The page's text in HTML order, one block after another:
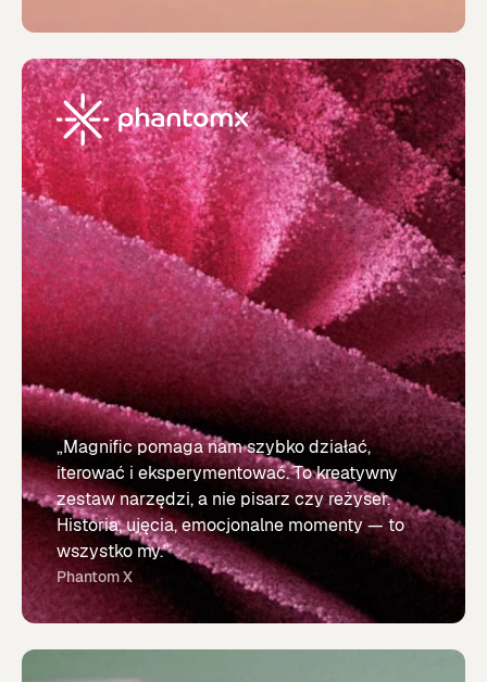
„Magnific pomaga nam szybko działać,
iterować i eksperymentować. To kreatywny
zestaw narzędzi, a nie pisarz czy reżyser.
Historia, ujęcia, emocjonalne momenty — to
wszystko my.”
Phantom X